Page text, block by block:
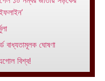
বাধ্যতামূলক ঘোষণা
বিশ্ব!